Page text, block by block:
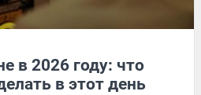
в 2026 году: что
в этот день